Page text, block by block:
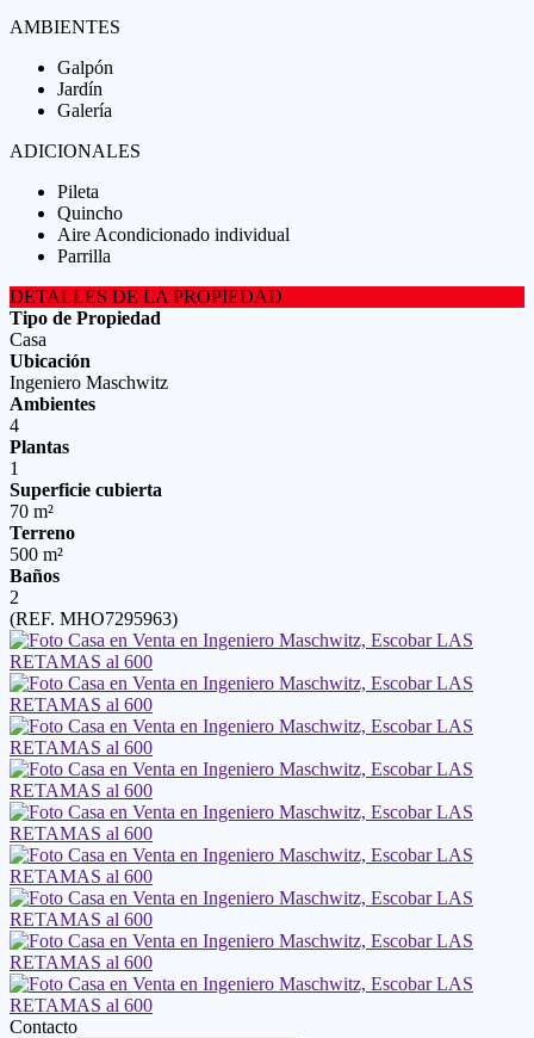
AMBIENTES
Galpón
Jardín
Galería
ADICIONALES
Pileta
Quincho
Aire Acondicionado individual
Parrilla
DETALLES DE LA PROPIEDAD
Tipo de Propiedad
Casa
Ubicación
Ingeniero Maschwitz
Ambientes
4
Plantas
1
Superficie cubierta
70 m²
Terreno
500 m²
Baños
2
(REF. MHO7295963)
Contacto